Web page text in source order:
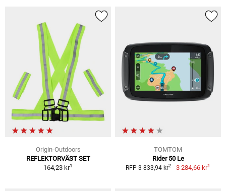
Origin-Outdoors
REFLEKTORVÄST SET
164,23 kr1
TOMTOM
Rider 50 Le
RFP 3 833,94 kr2 3 284,66 kr1